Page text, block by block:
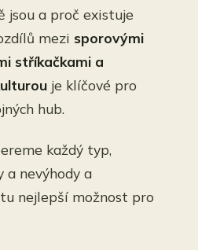
jsou a proč existuje
mezi sporovými
stříkačkami a
je klíčové pro
hub.
každý typ,
a nevýhody a
nejlepší možnost pro